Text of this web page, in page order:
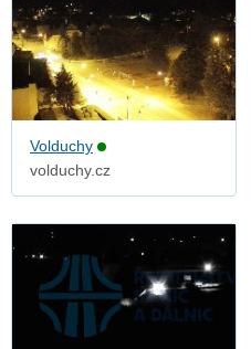
Volduchy
volduchy.cz